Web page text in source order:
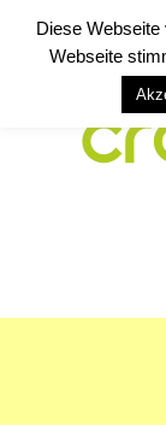
Diese
Webseite